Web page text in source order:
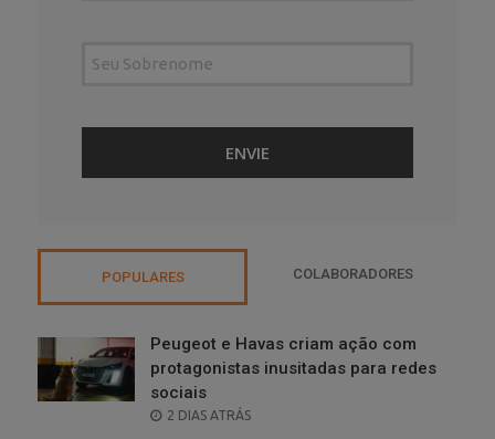
POPULARES COLABORADORES
Peugeot e Havas criam ação com
protagonistas inusitadas para redes
sociais
POSTED
2 DIAS ATRÁS